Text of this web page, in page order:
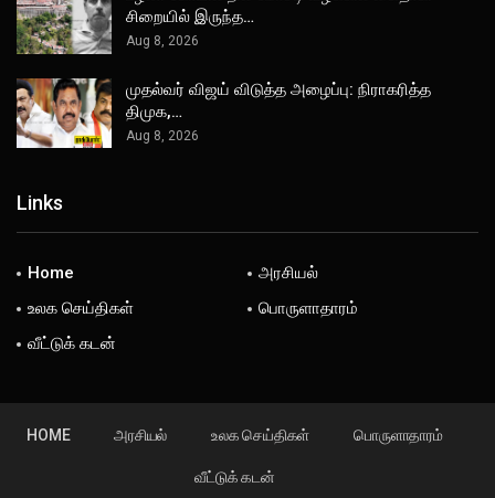
சிறையில் இருந்த…
Aug 8, 2026
முதல்வர் விஜய் விடுத்த அழைப்பு: நிராகரித்த
திமுக,…
Aug 8, 2026
Links
Home
அரசியல்
உலக செய்திகள்
பொருளாதாரம்
வீட்டுக் கடன்
HOME அரசியல் உலக செய்திகள் பொருளாதாரம்
வீட்டுக் கடன்